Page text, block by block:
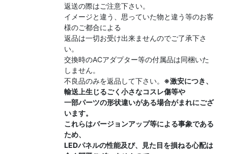
返送の際はご注意下さい。
イメージと違う、思っていた物と違う等のお客
様のご都合による
返品は一切お受け出来ませんのでご了承下さ
い。
交換時のACアダプター等の付属品は同梱いた
しません。
不良品のみを返品して下さい。 ※激安につき、
輸送上生じるごく小さなコスレ傷等や
一部パーツの形状違いがある場合がまれにござ
います。
これらはバージョンアップ等による事象である
ため、
LEDパネルの性能及び、見た目を損ねる心配は